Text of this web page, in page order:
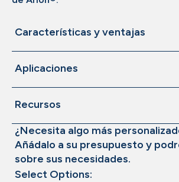
Características y ventajas
Aplicaciones
Recursos
¿Necesita algo más
Añádalo a su presupuesto y
sobre sus necesidades.
Select Options: